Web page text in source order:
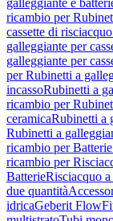
galleggiante e
ricambio per
cassette di
galleggiante per
galleggiante per
per Rubinetti a
incassoRubinetti a
ricambio per
ceramicaRubinetti a
Rubinetti a
ricambio per
ricambio per
BatterieRisciacquo
due quantità
idricaGeberit